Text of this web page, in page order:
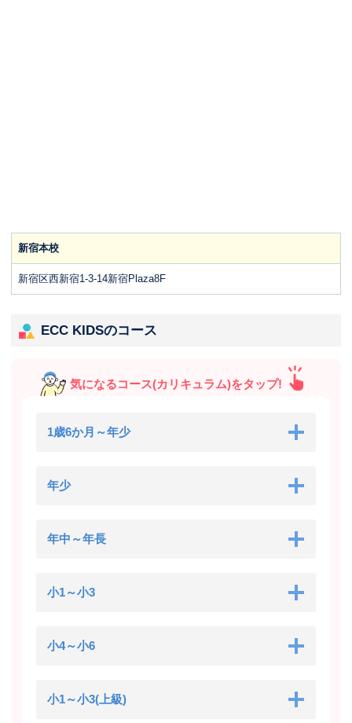
新宿本校
新宿区西新宿1-3-14新宿Plaza8F
ECC KIDSのコース
気になるコース(カリキュラム)をタップ!
1歳6か月～年少
年少
年中～年長
小1～小3
小4～小6
小1～小3(上級)